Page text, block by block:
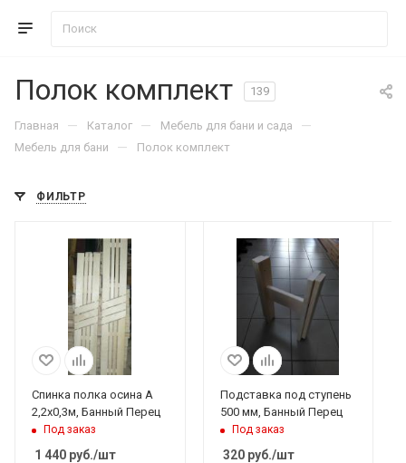
Полок комплект 139
Главная — Каталог — Мебель для бани и сада —
Мебель для бани — Полок комплект
ФИЛЬТР
Спинка полка осина А
2,2х0,3м, Банный Перец
Под заказ
1 440 руб./шт
Подставка под ступень
500 мм, Банный Перец
Под заказ
320руб./шт